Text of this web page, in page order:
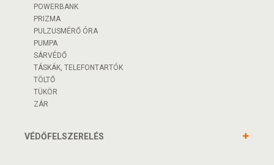
POWERBANK
PRIZMA
PULZUSMÉRŐ ÓRA
PUMPA
SÁRVÉDŐ
TÁSKÁK, TELEFONTARTÓK
TÖLTŐ
TÜKÖR
ZÁR
VÉDŐFELSZERELÉS